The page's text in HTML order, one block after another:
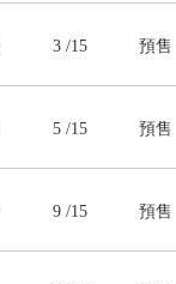
3 /15 預售
5 /15 預售
9 /15 預售